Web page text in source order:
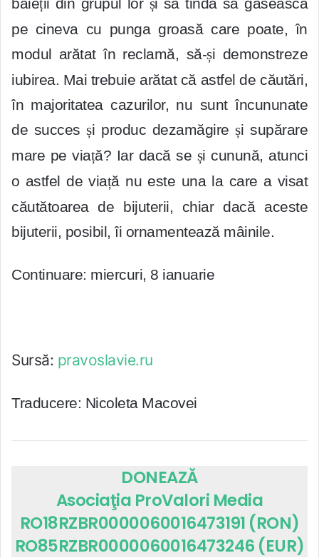
băieții din grupul lor și să tindă să găsească
pe cineva cu punga groasă care poate, în
modul arătat în reclamă, să-și demonstreze
iubirea. Mai trebuie arătat că astfel de căutări,
în majoritatea cazurilor, nu sunt încununate
de succesși produc dezamăgireși supărare
mare pe viață? Iar dacă se și cunună, atunci
o astfel de viață nu este una la care a visat
căutătoarea de bijuterii, chiar dacă aceste
bijuterii, posibil, îi ornamentează mâinile.
Continuare: miercuri, 8 ianuarie
Sursă: pravoslavie.ru
Traducere: Nicoleta Macovei
DONEAZĂ
Asociaţia ProValori Media
RO18RZBR0000060016473191 (RON)
RO85RZBR0000060016473246 (EUR)